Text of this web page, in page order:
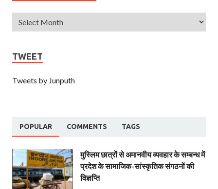
TWEET
Tweets by Junputh
POPULAR COMMENTS TAGS
मुस्लिम छात्रों से अमानवीय व्यवहार के सम्बन्ध में
प्रदेश के सामाजिक-सांस्कृतिक संगठनों की
विज्ञप्ति